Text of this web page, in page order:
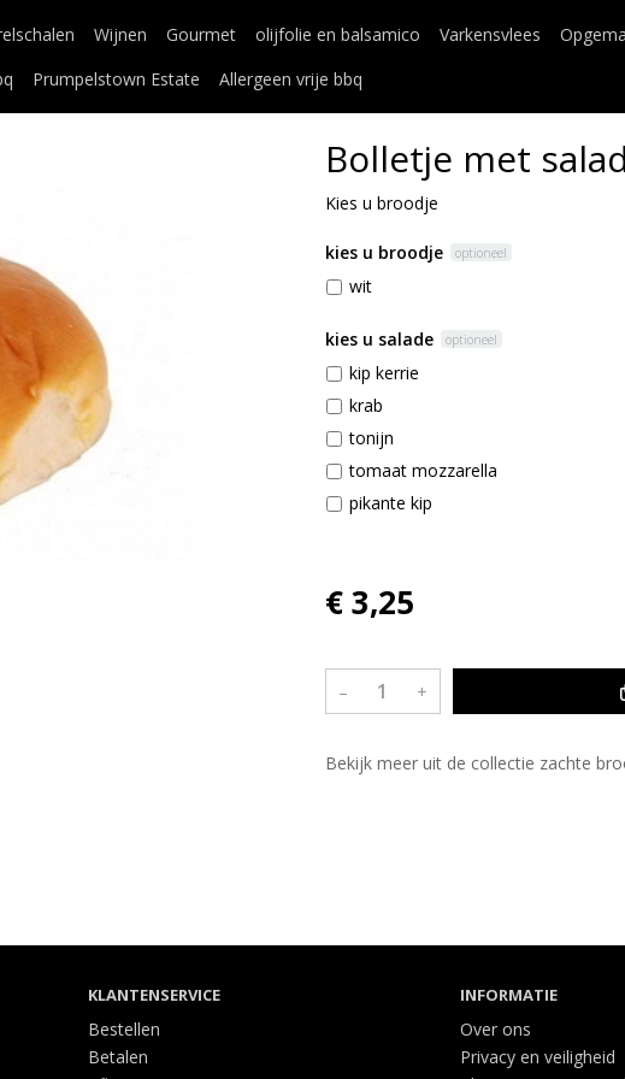
Wijnen Gourmet olijfolie en balsamico Varkensvlees
Prumpelstown Estate Allergeen vrije bbq
Bolletje met
Kies u broodje
kies u broodje optioneel
wit
kies u salade optioneel
kip kerrie
krab
tonijn
tomaat mozzarella
pikante kip
€ 3,25
– +
Bekijk meer uit de collectie zachte
KLANTENSERVICE
Bestellen
Betalen
INFORMATIE
Over ons
Privacy en veiligheid